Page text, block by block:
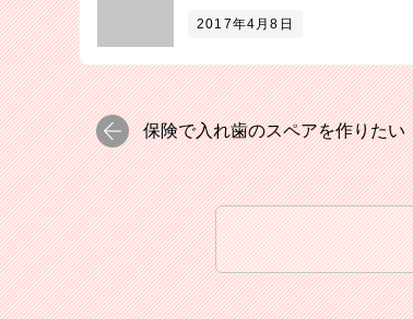
2017年4月8日
保険で入れ歯のスペアを作りたい